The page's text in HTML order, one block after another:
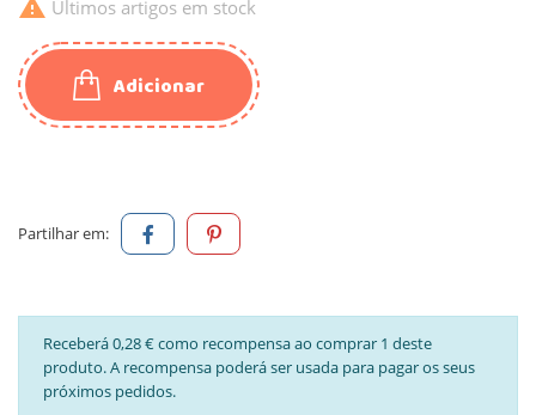
 Últimos artigos em stock
Adicionar
Partilhar em:
Receberá 0,28 € como recompensa ao comprar 1 deste
produto. A recompensa poderá ser usada para pagar os seus
próximos pedidos.